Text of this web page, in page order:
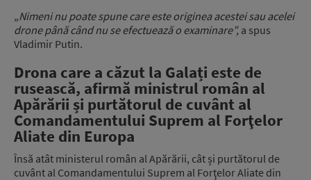
„Nimeni nu poate spune care este originea acestei sau acelei
drone până când nu se efectuează o examinare”, a spus
Vladimir Putin.
Drona care a căzut la Galați este de
rusească, afirmă ministrul român al
Apărării și purtătorul de cuvânt al
Comandamentului Suprem al Forţelor
Aliate din Europa
Însă atât ministerul român al Apărării, cât și purtătorul de
cuvânt al Comandamentului Suprem al Forţelor Aliate din